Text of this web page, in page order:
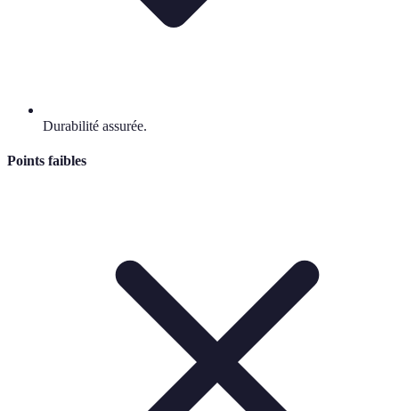
Durabilité assurée.
Points faibles